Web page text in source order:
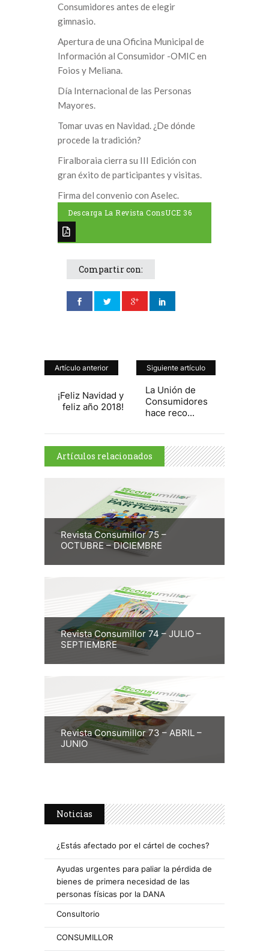
Consumidores antes de elegir
gimnasio.
Apertura de una Oficina Municipal de
Información al Consumidor -OMIC en
Foios y Meliana.
Día Internacional de las Personas
Mayores.
Tomar uvas en Navidad. ¿De dónde
procede la tradición?
Firalboraia cierra su III Edición con
gran éxito de participantes y visitas.
Firma del convenio con Aselec.
Descarga La Revista ConsUCE 36
Compartir con:
Artículo anterior
¡Feliz Navidad y
feliz año 2018!
Siguiente artículo
La Unión de
Consumidores
hace reco...
Artículos relacionados
Revista Consumillor 75 –
OCTUBRE – DICIEMBRE
Revista Consumillor 74 – JULIO –
SEPTIEMBRE
Revista Consumillor 73 – ABRIL –
JUNIO
Noticias
¿Estás afectado por el cártel de coches?
Ayudas urgentes para paliar la pérdida de
bienes de primera necesidad de las
personas físicas por la DANA
Consultorio
CONSUMILLOR